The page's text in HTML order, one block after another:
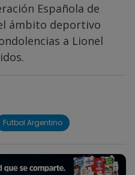
Española de
ámbito deportivo
a Lionel
Futbol Argentino